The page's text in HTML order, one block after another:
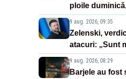
ploile
9 aug. 2026, 09:35
Zelenski,
atacuri: „Sunt
9 aug. 2026, 08:29
Barjele au fost